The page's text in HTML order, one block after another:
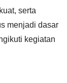
serta
menjadi dasar
kegiatan